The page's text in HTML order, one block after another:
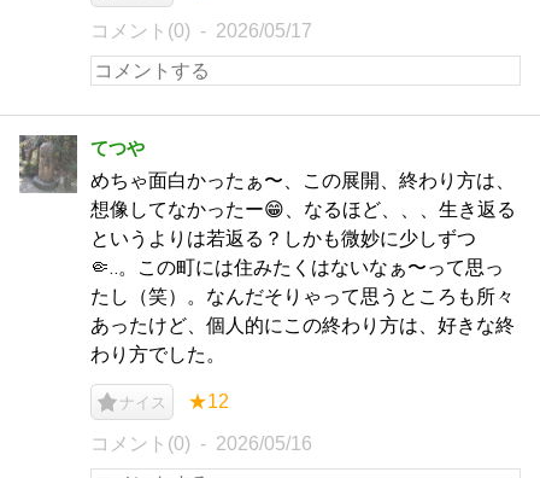
コメント(0) 2026/05/17
てつや
めちゃ面白かったぁ〜、この展開、終わり方は、
想像してなかったー😁、なるほど、、、生き返る
というよりは若返る？しかも微妙に少しずつ
🤏‥。この町には住みたくはないなぁ〜って思っ
たし（笑）。なんだそりゃって思うところも所々
あったけど、個人的にこの終わり方は、好きな終
わり方でした。
ナイス ★12
コメント(0) 2026/05/16